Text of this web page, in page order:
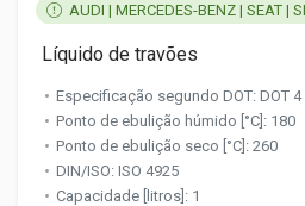
AUDI | MERCEDES-BENZ | SEAT |
Líquido de travões
Especificação segundo DOT: DOT 4
Ponto de ebulição húmido [°C]: 180
Ponto de ebulição seco [°C]: 260
DIN/ISO: ISO 4925
Capacidade [litros]: 1